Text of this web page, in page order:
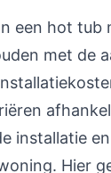
een hot tub
met de
installatie
Hier